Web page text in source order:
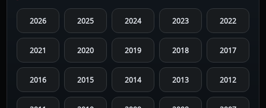
2026 2025 2024 2023 2022
2021 2020 2019 2018 2017
2016 2015 2014 2013 2012